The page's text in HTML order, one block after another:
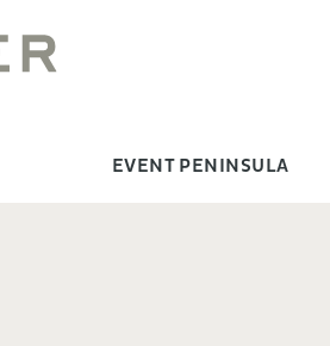
EVENT PENINSULA